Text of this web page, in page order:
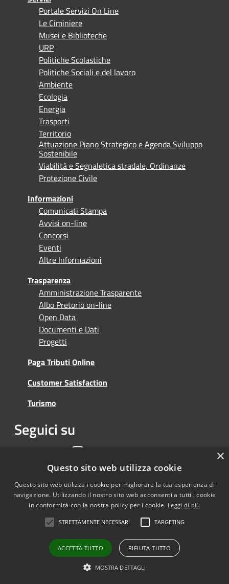
Portale Servizi On Line
Le Ciminiere
Musei e Biblioteche
URP
Politiche Scolastiche
Politiche Sociali e del lavoro
Ambiente
Ecologia
Energia
Trasporti
Territorio
Attuazione Piano Strategico e Agenda Sviluppo
Sostenibile
Viabilità e Segnaletica stradale, Ordinanze
Protezione Civile
Informazioni
Comunicati Stampa
Avvisi on-line
Concorsi
Eventi
Altre Informazioni
Trasparenza
Amministrazione Trasparente
Albo Pretorio on-line
Open Data
Documenti e Dati
Progetti
Paga Tributi Online
Customer Satisfaction
Turismo
Seguici su
Youtube
RSS
Mappa del sito
Copyright©2023 • Città
×
Questo sito web utilizza cookie
Questo sito web utilizza i cookie per migliorare la tua esperienza di
navigazione. Utilizzando il nostro sito web acconsenti a tutti i cookie
in conformità con la nostra policy per i cookie. Leggi di più
STRETTAMENTE NECESSARI TARGETING
ACCETTA TUTTO RIFIUTA TUTTO
MOSTRA DETTAGLI